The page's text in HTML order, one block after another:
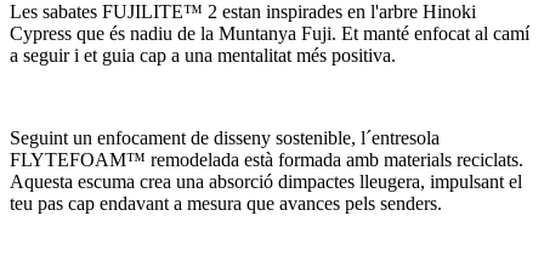
Les sabates FUJILITE™ 2 estan inspirades en l'arbre Hinoki
Cypress que és nadiu de la Muntanya Fuji. Et manté enfocat al camí
a seguir i et guia cap a una mentalitat més positiva.
Seguint un enfocament de disseny sostenible, l´entresola
FLYTEFOAM™ remodelada està formada amb materials reciclats.
Aquesta escuma crea una absorció dimpactes lleugera, impulsant el
teu pas cap endavant a mesura que avances pels senders.